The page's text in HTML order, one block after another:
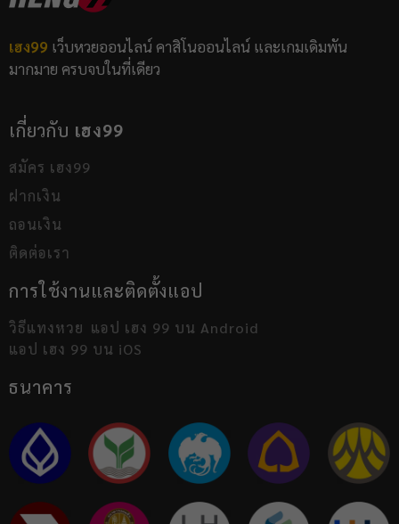
เฮง99 เว็บหวยออนไลน์ คาสิโนออนไลน์ และเกมเดิมพัน
มากมาย ครบจบในที่เดียว
เกี่ยวกับ เฮง99
สมัคร เฮง99
ฝากเงิน
ถอนเงิน
ติดต่อเรา
การใช้งานและติดตั้งแอป
วิธีแทงหวย แอป เฮง 99 บน Android
แอป เฮง 99 บน iOS
ธนาคาร